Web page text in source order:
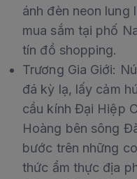
ánh đèn neon lung
mua sắm tại phố
tín đồ shopping.
Trương Gia Giới:
đá kỳ lạ, lấy cảm
cầu kính Đại Hiệp
Hoàng bên sông
bước trên những
thức ẩm thực địa